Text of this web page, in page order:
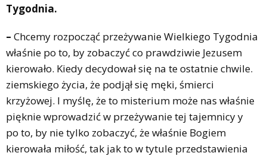
Tygodnia.
– Chcemy rozpocząć przeżywanie Wielkiego Tygodnia
właśnie po to, by zobaczyć co prawdziwie Jezusem
kierowało. Kiedy decydował się na te ostatnie chwile.
ziemskiego życia, że podjął się męki, śmierci
krzyżowej. I myślę, że to misterium może nas właśnie
pięknie wprowadzić w przeżywanie tej tajemnicy y
po to, by nie tylko zobaczyć, że właśnie Bogiem
kierowała miłość, tak jak to w tytule przedstawienia